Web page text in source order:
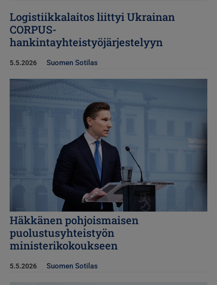
Logistiikkalaitos liittyi Ukrainan
CORPUS-
hankintayhteistyöjärjestelyyn
5.5.2026 Suomen Sotilas
Häkkänen pohjoismaisen
puolustusyhteistyön
ministerikokoukseen
5.5.2026 Suomen Sotilas